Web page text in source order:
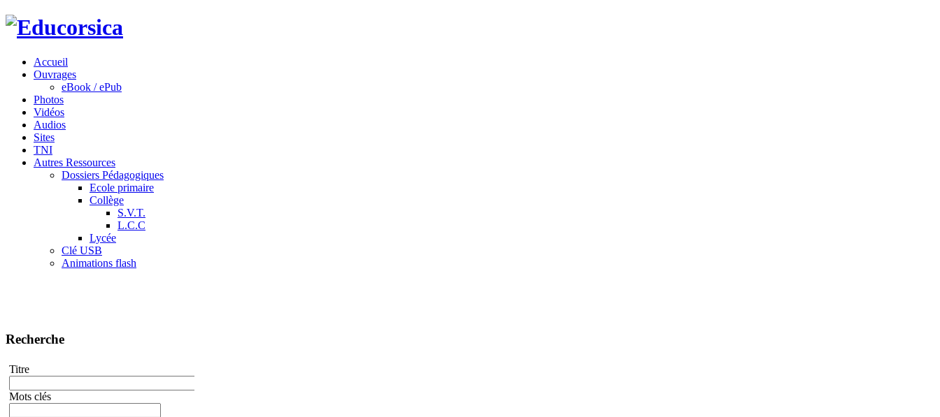
Accueil
Ouvrages
eBook / ePub
Photos
Vidéos
Audios
Sites
TNI
Autres Ressources
Dossiers Pédagogiques
Ecole primaire
Collège
S.V.T.
L.C.C
Lycée
Clé USB
Animations flash
Recherche
Titre
Mots clés